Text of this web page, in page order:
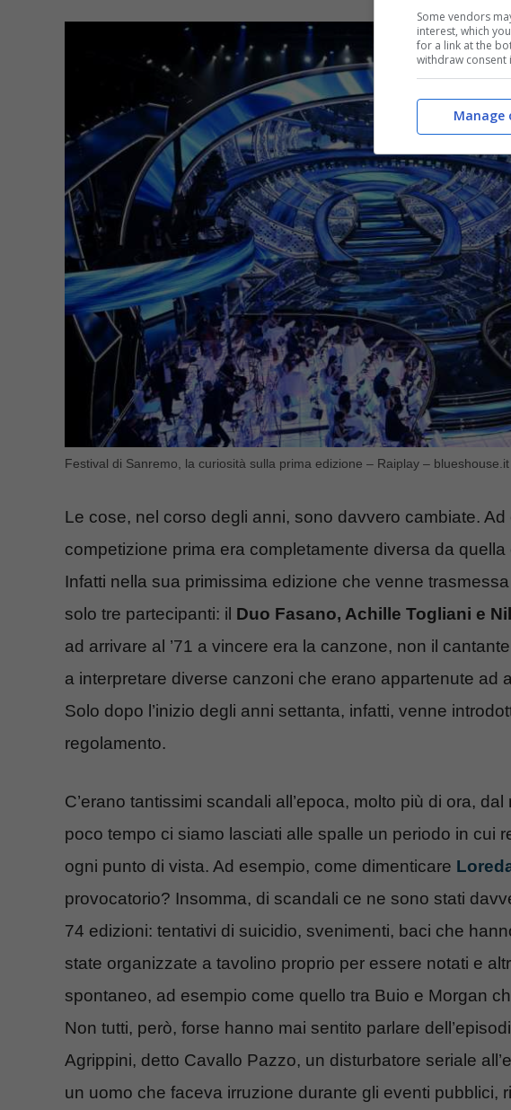
Festival di Sanremo, la curiosità sulla prima edizione – Raiplay – blueshouse.it
Le cose, nel corso degli anni, sono davvero cambiate.
competizione prima era completamente diversa da
Infatti nella sua primissima edizione che venne
solo tre partecipanti: il Duo Fasano, Achille Togliani e
ad arrivare al ’71 a vincere era la canzone, non il
a interpretare diverse canzoni che erano appartenute ad
Solo dopo l’inizio degli anni settanta, infatti, venne
regolamento.
C’erano tantissimi scandali all’epoca, molto più di ora,
poco tempo ci siamo lasciati alle spalle un periodo in cui
ogni punto di vista. Ad esempio, come dimenticare
provocatorio? Insomma, di scandali ce ne sono stati
74 edizioni: tentativi di suicidio, svenimenti, baci che
state organizzate a tavolino proprio per essere notati e
spontaneo, ad esempio come quello tra Buio e Morgan
Non tutti, però, forse hanno mai sentito parlare
Agrippini, detto Cavallo Pazzo, un disturbatore seriale
un uomo che faceva irruzione durante gli eventi pubblici,
Some vendors
interest, which
for a link at the
withdraw consent
Manage